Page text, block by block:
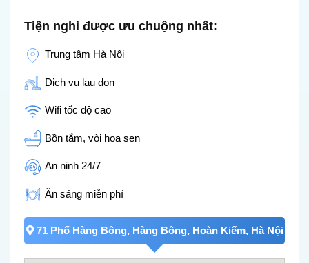
Tiện nghi được ưu chuộng nhất:
Trung tâm Hà Nội
Dịch vụ lau dọn
Wifi tốc độ cao
Bồn tắm, vòi hoa sen
An ninh 24/7
Ăn sáng miễn phí
71 Phố Hàng Bông, Hàng Bông, Hoàn Kiếm, Hà Nội